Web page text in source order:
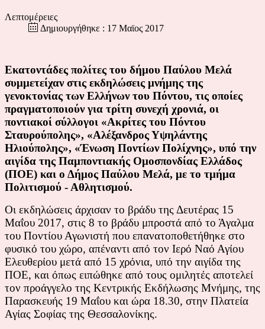
Λεπτομέρειες
Δημιουργήθηκε : 17 Μαϊος 2017
Εκατοντάδες πολίτες του δήμου Παύλου Μελά
συμμετείχαν στις εκδηλώσεις μνήμης της
γενοκτονίας των Ελλήνων του Πόντου, τις οποίες
πραγματοποιούν για τρίτη συνεχή χρονιά, οι
ποντιακοί σύλλογοι «Ακρίτες του Πόντου
Σταυρούπολης», «Αλέξανδρος Υψηλάντης
Ηλιούπολης», «Ένωση Ποντίων Πολίχνης», υπό την
αιγίδα της Παμποντιακής Ομοσπονδίας Ελλάδος
(ΠΟΕ) και ο Δήμος Παύλου Μελά, με το τμήμα
Πολιτισμού - Αθλητισμού.
Οι εκδηλώσεις άρχισαν το βράδυ της Δευτέρας 15
Μαΐου 2017, στις 8 το βράδυ μπροστά από το Άγαλμα
του Ποντίου Αγωνιστή που επανατοποθετήθηκε στο
φυσικό του χώρο, απέναντι από τον Ιερό Ναό Αγίου
Ελευθερίου μετά από 15 χρόνια, υπό την αιγίδα της
ΠΟΕ, και όπως ειπώθηκε από τους ομιλητές αποτελεί
τον προάγγελο της Κεντρικής Εκδήλωσης Μνήμης, της
Παρασκευής 19 Μαΐου και ώρα 18.30, στην Πλατεία
Αγίας Σοφίας της Θεσσαλονίκης.